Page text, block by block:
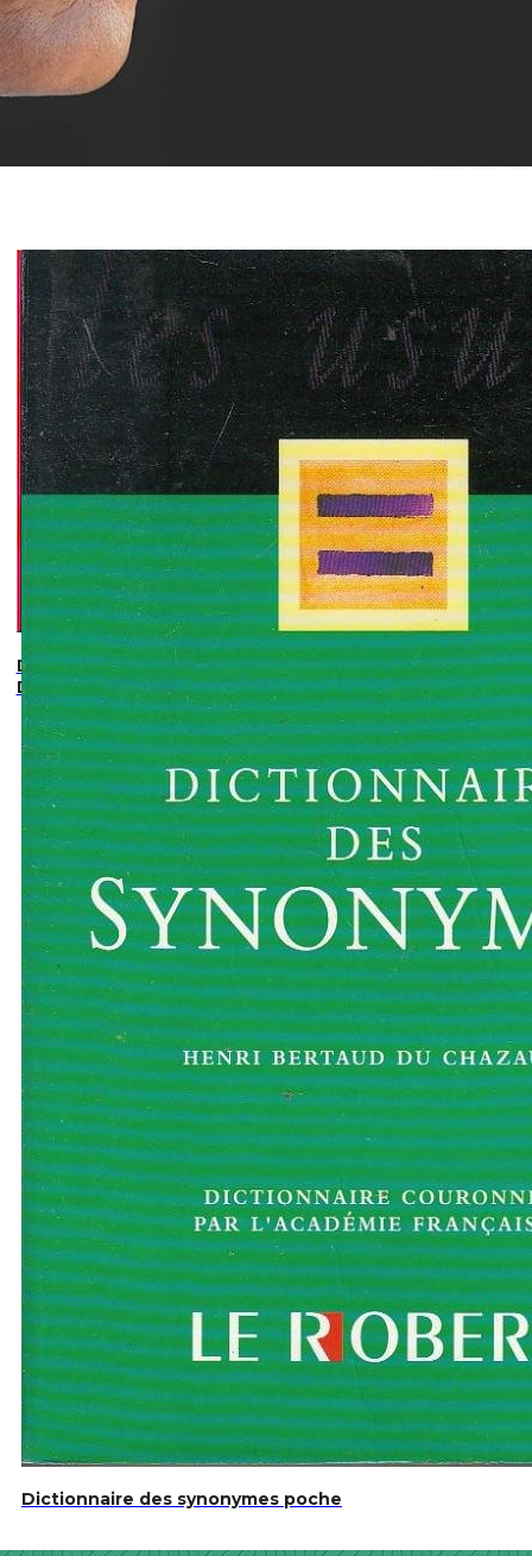
Dictionnaire Des Subtilites
Du Francais. La Nuance
Dictionnaire des synonymes poche